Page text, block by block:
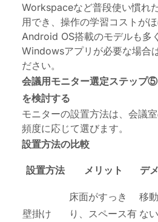
Workspaceなど普段使い慣れ
用でき、操作の学習コストがほ
Android OS搭載のモデルも多
Windowsアプリが必要な場合
ださい。
会議用モニター選定ステップ
を検討する
モニターの設置方法は、会議
頻度に応じて選びます。
設置方法の比較
設置方法 メリット デ
壁掛け
床面がすっき
り、スペース有
移
な